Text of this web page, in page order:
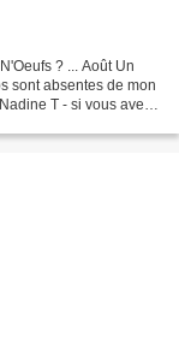
? ... Août Un
sont absentes de mon
T - si vous avez